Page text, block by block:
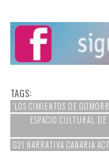
TAGS:
'LOS CIMIENTOS DE
ESPACIO CULTURAL
G21 NARRATIVA CANARIA